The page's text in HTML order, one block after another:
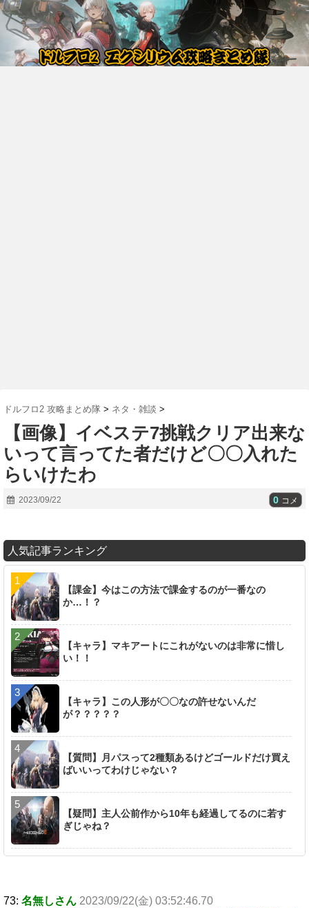
ドルフロ2 攻略まとめ隊 > ネタ・雑談 >
【画像】イベステ7挑戦クリア出来な
いって言ってた者だけど〇〇入れた
らいけたわ
2023/09/22 0 コメ
人気記事ランキング
【課金】今はこの方法で課金するのが一番なの
か…！？
【キャラ】マキアートにこれがないのは非常に惜し
い！！
【キャラ】この人形が〇〇なの許せないんだ
が？？？？？
【質問】月パスって2種類あるけどゴールドだけ買え
ばいいってわけじゃない？
【疑問】主人公前作から10年も経過してるのに若す
ぎじゃね？
73: 名無しさん 2023/09/22(金) 03:52:46.70